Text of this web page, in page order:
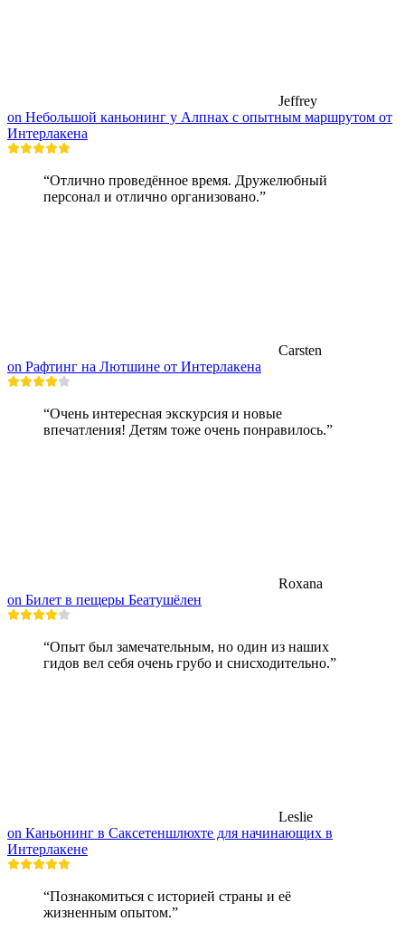
Jeffrey
on Небольшой каньонинг у Алпнах с опытным маршрутом от
Интерлакена
“Отлично проведённое время. Дружелюбный
персонал и отлично организовано.”
Carsten
on Рафтинг на Лютшине от Интерлакена
“Очень интересная экскурсия и новые
впечатления! Детям тоже очень понравилось.”
Roxana
on Билет в пещеры Беатушёлен
“Опыт был замечательным, но один из наших
гидов вел себя очень грубо и снисходительно.”
Leslie
on Каньонинг в Саксетеншлюхте для начинающих в
Интерлакене
“Познакомиться с историей страны и её
жизненным опытом.”